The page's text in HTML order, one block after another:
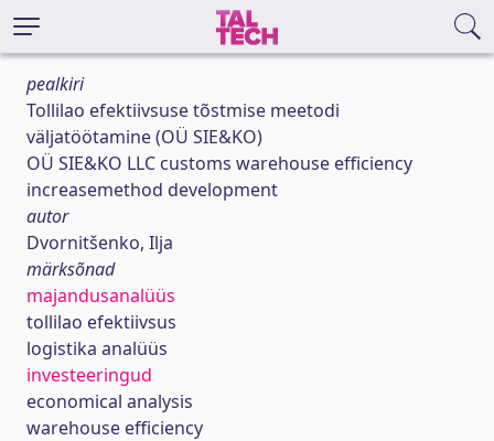
pealkiri
Tollilao efektiivsuse tõstmise meetodi
väljatöötamine (OÜ SIE&KO)
OÜ SIE&KO LLC customs warehouse efficiency
increasemethod development
autor
Dvornitšenko, Ilja
märksõnad
majandusanalüüs
tollilao efektiivsus
logistika analüüs
investeeringud
economical analysis
warehouse efficiency